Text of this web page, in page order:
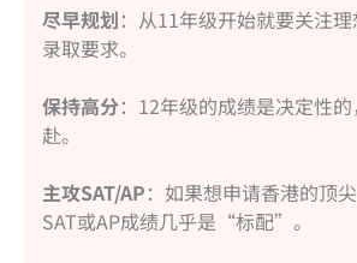
尽早规划：从11年级开始就要关注
录取要求。
保持高分：12年级的成绩是决定性
赴。
主攻SAT/AP：如果想申请香港的顶
SAT或AP成绩几乎是“标配”。